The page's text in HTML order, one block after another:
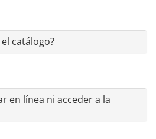
catálogo?
en línea ni acceder a la